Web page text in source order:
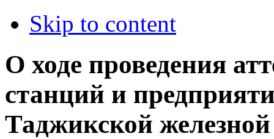
Skip to content
О ходе проведения
станций и
Таджикской